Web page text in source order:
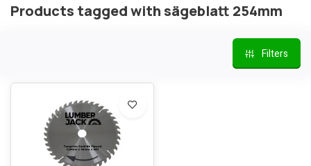
Products tagged with sägeblatt 254mm
Filters